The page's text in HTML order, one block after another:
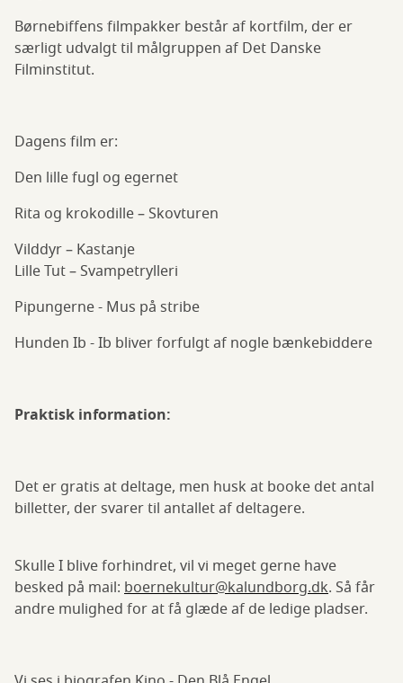
Børnebiffens filmpakker består af kortfilm, der er
særligt udvalgt til målgruppen af Det Danske
Filminstitut.
Dagens film er:
Den lille fugl og egernet
Rita og krokodille – Skovturen
Vilddyr – Kastanje
Lille Tut – Svampetrylleri
Pipungerne - Mus på stribe
Hunden Ib - Ib bliver forfulgt af nogle bænkebiddere
Praktisk information:
Det er gratis at deltage, men husk at booke det antal
billetter, der svarer til antallet af deltagere.
Skulle I blive forhindret, vil vi meget gerne have
besked på mail: boernekultur@kalundborg.dk. Så får
andre mulighed for at få glæde af de ledige pladser.